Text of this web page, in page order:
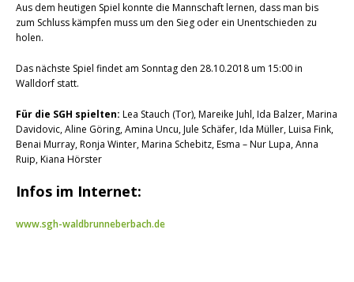
Aus dem heutigen Spiel konnte die Mannschaft lernen, dass man bis
zum Schluss kämpfen muss um den Sieg oder ein Unentschieden zu
holen.
Das nächste Spiel findet am Sonntag den 28.10.2018 um 15:00 in
Walldorf statt.
Für die SGH spielten: Lea Stauch (Tor), Mareike Juhl, Ida Balzer, Marina
Davidovic, Aline Göring, Amina Uncu, Jule Schäfer, Ida Müller, Luisa Fink,
Benai Murray, Ronja Winter, Marina Schebitz, Esma – Nur Lupa, Anna
Ruip, Kiana Hörster
Infos im Internet:
www.sgh-waldbrunneberbach.de